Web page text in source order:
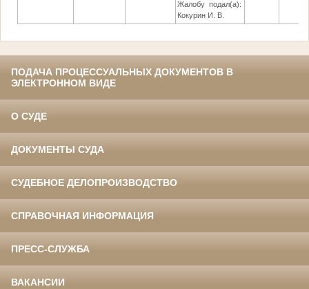
Жалобу подал(а):
Кокурин И. В.
ПОДАЧА ПРОЦЕССУАЛЬНЫХ ДОКУМЕНТОВ В
ЭЛЕКТРОННОМ ВИДЕ
О СУДЕ
ДОКУМЕНТЫ СУДА
СУДЕБНОЕ ДЕЛОПРОИЗВОДСТВО
СПРАВОЧНАЯ ИНФОРМАЦИЯ
ПРЕСС-СЛУЖБА
ВАКАНСИИ